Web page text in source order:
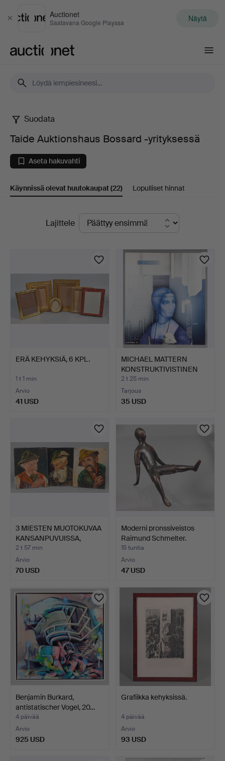
Sulje
Auctionet
Saatavana Google Playssa Näytä
Taide
Auktionshaus
Bossard
yrityksessä
Suodata
Taide Auktionshaus Bossard -yrityksessä
Aseta hakuvahti
Käynnissä olevat huutokaupat(22) Lopulliset hinnat
KäynnissäLajittele
ERÄ KEHYKSIÄ, 6 KPL.
1 t 1 min
Arvio
41 USD
MICHAEL MATTERN
KONSTRUKTIVISTINEN
MAALAUS.
2 t 25 min
Tarjous
35 USD
3 MIESTEN MUOTOKUVAA
KANSANPUVUISSA,
GEYER.
2 t 57 min
Arvio
70 USD
Moderni pronssiveistos
Raimund Schmelter.
15 tuntia
Arvio
47 USD
Benjamin Burkard,
antistatischer Vogel, 20…
4 päivää
Arvio
925 USD
Grafiikka kehyksissä.
4 päivää
Arvio
93 USD